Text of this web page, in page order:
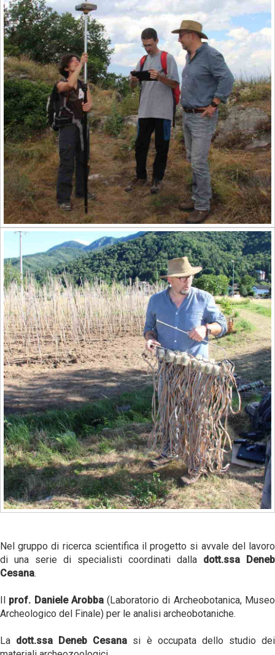
Nel gruppo di ricerca scientifica il progetto si avvale del lavoro
di una serie di specialisti coordinati dalla dott.ssa Deneb
Cesana.
prof. Daniele Arobba(Laboratorio di Archeobotanica, Museo
Archeologico del Finale) per le analisi archeobotaniche.
La dott.ssa Deneb Cesana si è occupata dello studio dei